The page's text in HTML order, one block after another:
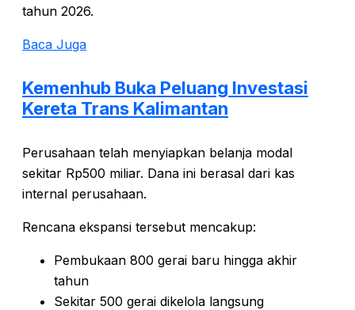
tahun 2026.
Baca Juga
Kemenhub Buka Peluang Investasi
Kereta Trans Kalimantan
Perusahaan telah menyiapkan belanja modal
sekitar Rp500 miliar. Dana ini berasal dari kas
internal perusahaan.
Rencana ekspansi tersebut mencakup:
Pembukaan 800 gerai baru hingga akhir
tahun
Sekitar 500 gerai dikelola langsung